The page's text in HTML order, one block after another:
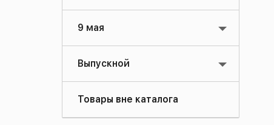
9 мая
Выпускной
Товары вне каталога